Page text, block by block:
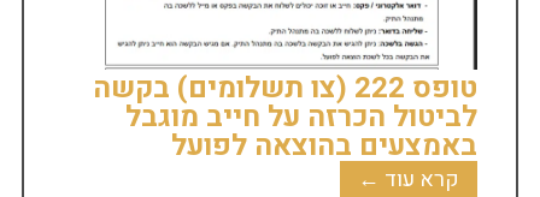
טופס 222 (צו תשלומים) בקשה
לביטול הכרזה על חייב מוגבל
באמצעים בהוצאה לפועל
קרא עוד ←